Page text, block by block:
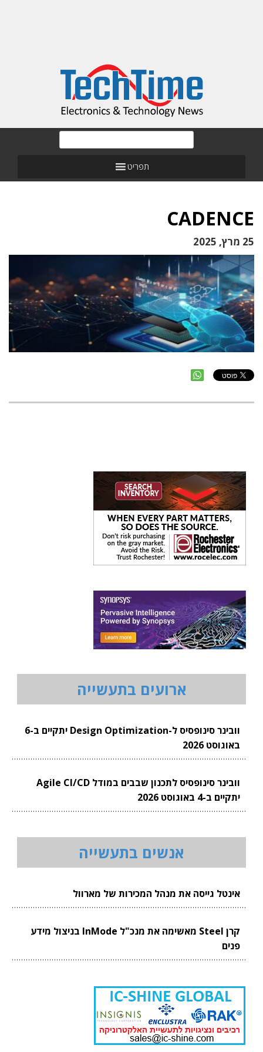
תפריט
CADENCE
25 מרץ, 2025
ארועים בתעשייה
וובינר סינופסיס ל-Design Optimization יתקיים ב-6
באוגוסט 2026
וובינר סינופסיס לתכנון שבבים במודל Agile CI/CD
יתקיים ב-4 באוגוסט 2026
אנשים בתעשייה
אינטל גייסה את מנהל המכירות של מארוול
קרן Steel מאשימה את מנכ"ל InMode בניצול מידע
פנים